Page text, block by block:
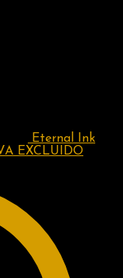
Eternal Ink
EXCLUIDO